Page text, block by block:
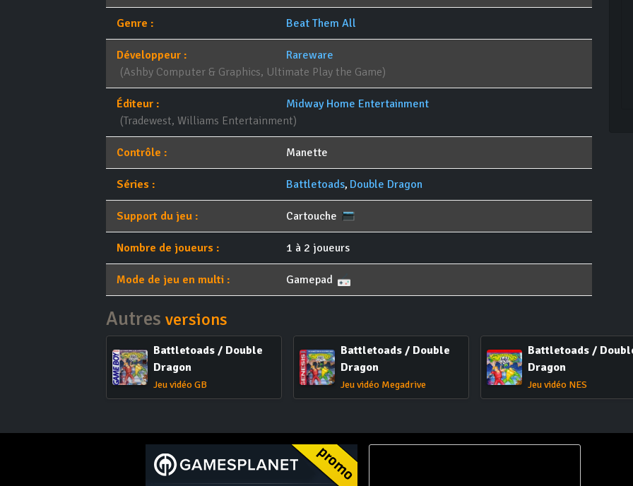
Genre : Beat Them All
Développeur :
Rareware
(Ashby Computer & Graphics, Ultimate Play the Game)
Éditeur :
Midway Home Entertainment
(Tradewest, Williams Entertainment)
Contrôle : Manette
Séries : Battletoads, Double Dragon
Support du jeu : Cartouche
Nombre de joueurs : 1 à 2 joueurs
Mode de jeu en multi : Gamepad
Autres versions
Battletoads / Double
Dragon
Jeu vidéo GB
Battletoads / Double
Dragon
Jeu vidéo Megadrive
Battletoads /
Dragon
Jeu vidéo NES